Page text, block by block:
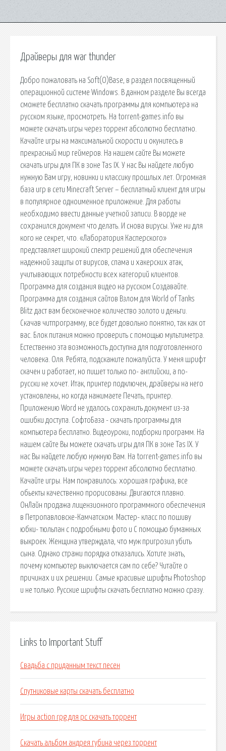
Драйверы для war thunder
Добро пожаловать на Soft(O)Base, в раздел посвященный
операционной системе Windows. В данном разделе Вы всегда
сможете бесплатно скачать программы для компьютера на
русском языке, просмотреть. На torrent-games.info вы
можете скачать игры через торрент абсолютно бесплатно.
Качайте игры на максимальной скорости и окунитесь в
прекрасный мир геймеров. На нашем сайте Вы можете
скачать игры для ПК в зоне Tas IX. У нас Вы найдете любую
нужную Вам игру, новинки и классику прошлых лет. Огромная
база игр в сети Minecraft Server – бесплатный клиент для игры
в популярное одноименное приложение. Для работы
необходимо ввести данные учетной записи. В ворде не
сохранился документ что делать. И снова вирусы. Уже ни для
кого не секрет, что. «Лаборатория Касперского»
представляет широкий спектр решений для обеспечения
надежной защиты от вирусов, спама и хакерских атак,
учитывающих потребности всех категорий клиентов.
Программа для создания видео на русском Создавайте.
Программа для создания сайтов Взлом для World of Tanks
Blitz даст вам бесконечное количество золото и деньги.
Скачав читпрограмму, все будет довольно понятно, так как от
вас. Блок питания можно проверить с помощью мультиметра.
Естественно эта возможность доступна для подготовленного
человека. Оля. Ребята, подскажите пожалуйста. У меня шрифт
скачен и работает, но пишет только по- английски, а по-
русски не хочет. Итак, принтер подключен, драйверы на него
установлены, но когда нажимаете Печать, принтер.
Приложению Word не удалось сохранить документ из-за
ошибки доступа. СофтоБаза - скачать программы для
компьютера бесплатно. Видеоуроки, подборки программ. На
нашем сайте Вы можете скачать игры для ПК в зоне Tas IX. У
нас Вы найдете любую нужную Вам. На torrent-games.info вы
можете скачать игры через торрент абсолютно бесплатно.
Качайте игры. Нам понравилось: хорошая графика, все
обьекты качественно прорисованы. Двигаются плавно.
ОнЛайн продажа лицензионного программного обеспечения
в Петропавловске-Камчатском. Мастер- класс по пошиву
юбки- тюльпан с подробными фото и С помощью бумажных
выкроек. Женщина утверждала, что муж пригрозил убить
сына. Однако стражи порядка отказались. Хотите знать,
почему компьютер выключается сам по себе? Читайте о
причинах и их решении. Самые красивые шрифты Photoshop
и не только. Русские шрифты скачать бесплатно можно сразу.
Links to Important Stuff
Свадьба с приданным текст песен
Спутниковые карты скачать бесплатно
Игры action rpg для pc скачать торрент
Скачать альбом андрея губина через торрент